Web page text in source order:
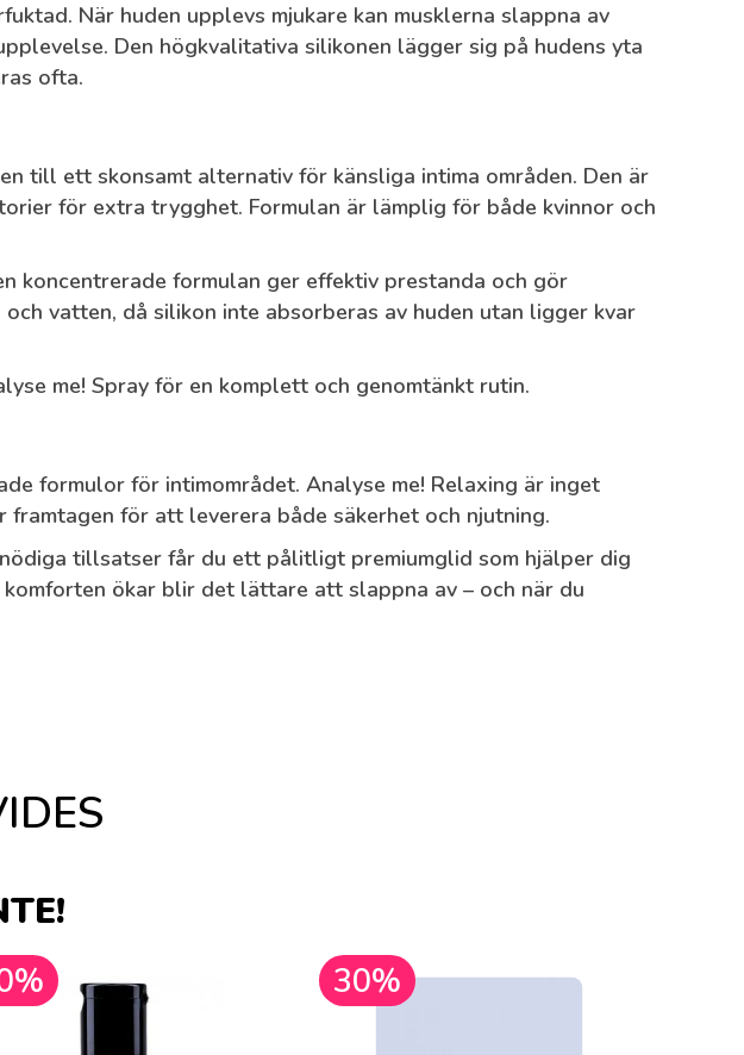
När huden upplevs mjukare kan musklerna slappna av
Den högkvalitativa silikonen lägger sig på hudens yta
ofta.
till ett skonsamt alternativ för känsliga intima områden. Den är
för extra trygghet. Formulan är lämplig för både kvinnor och
koncentrerade formulan ger effektiv prestanda och gör
vatten, då silikon inte absorberas av huden utan ligger kvar
me! Spray för en komplett och genomtänkt rutin.
formulor för intimområdet. Analyse me! Relaxing är inget
för att leverera både säkerhet och njutning.
tillsatser får du ett pålitligt premiumglid som hjälper dig
ökar blir det lättare att slappna av – och när du
30%